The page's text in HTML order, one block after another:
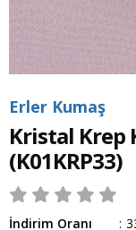
Erler Kumaş
Kristal Krep
(K01KRP33)
İndirim Oranı :